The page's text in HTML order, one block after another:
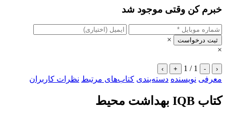
خبرم کن وقتی موجود شد
ثبت درخواست
×
×
‹
-
1 / 1
+
›
معرفی نویسنده دسته‌بندی کتاب‌های مرتبط نظرات کاربران
کتاب IQB بهداشت محیط